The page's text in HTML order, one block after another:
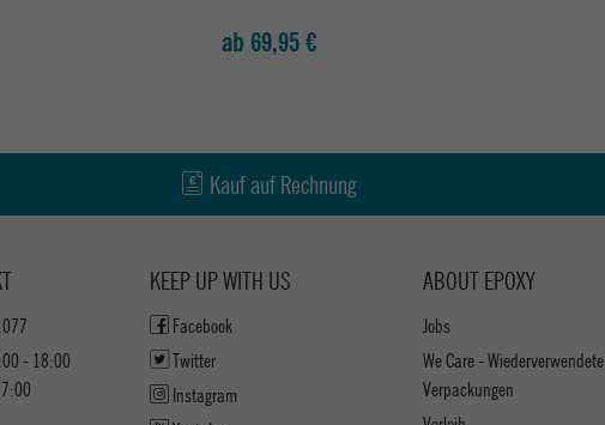
ab 69,95 €
Kauf auf Rechnung
- 18:00
ABOUT EPOXY
Jobs
We Care - Wiederverwendete
Verpackungen
KEEP UP WITH US
Facebook
Twitter
Instagram